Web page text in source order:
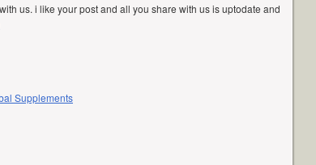
us. i like your post and all you share with us is uptodate and
Supplements